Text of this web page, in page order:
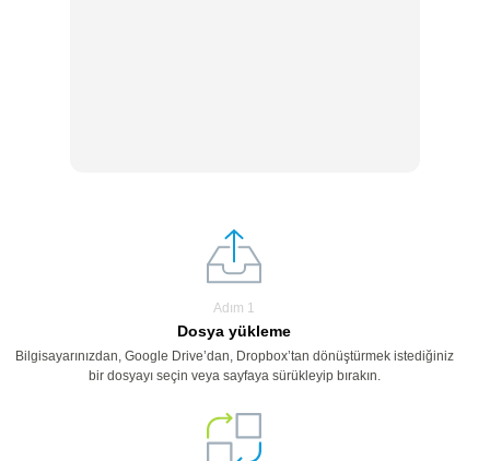
Adım 1
Dosya yükleme
Bilgisayarınızdan, Google Drive’dan, Dropbox’tan dönüştürmek istediğiniz
bir dosyayı seçin veya sayfaya sürükleyip bırakın.